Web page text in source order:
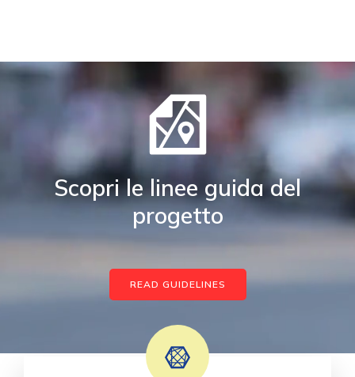
Scopri le linee guida del
progetto
READ GUIDELINES